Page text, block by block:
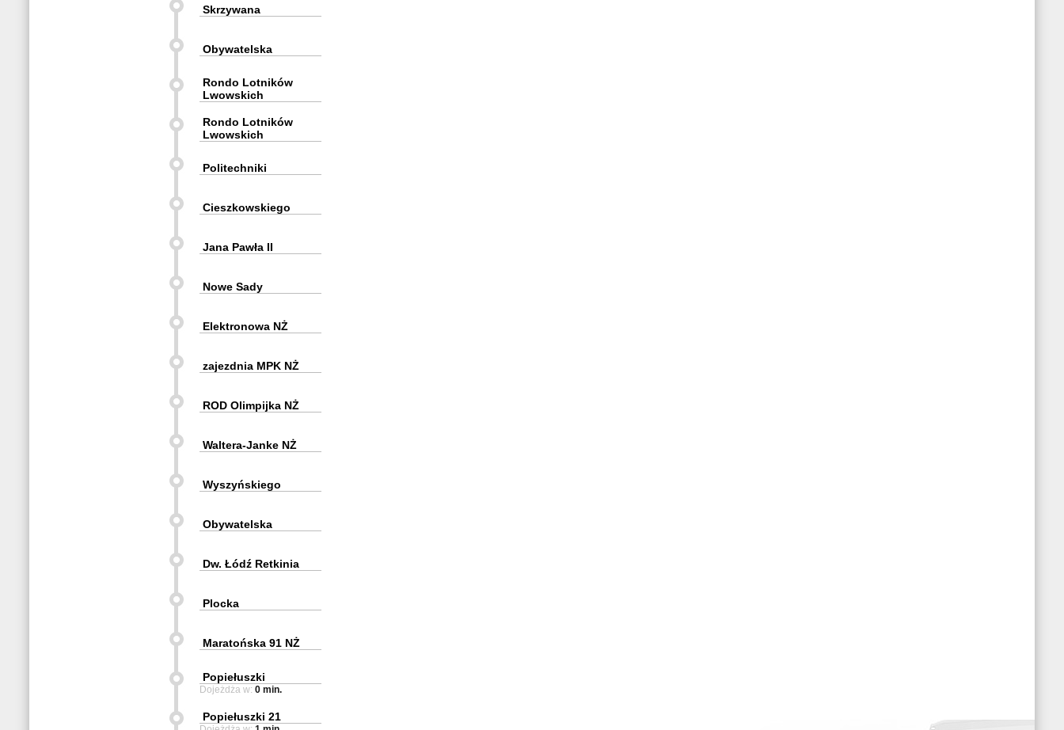
Skrzywana
Obywatelska
Rondo Lotników
Lwowskich
Rondo Lotników
Lwowskich
Politechniki
Cieszkowskiego
Jana Pawła II
Nowe Sady
Elektronowa NŻ
zajezdnia MPK NŻ
ROD Olimpijka NŻ
Waltera-Janke NŻ
Wyszyńskiego
Obywatelska
Dw. Łódź Retkinia
Plocka
Maratońska 91 NŻ
Popiełuszki
Dojeżdża w: 0 min.
Popiełuszki 21